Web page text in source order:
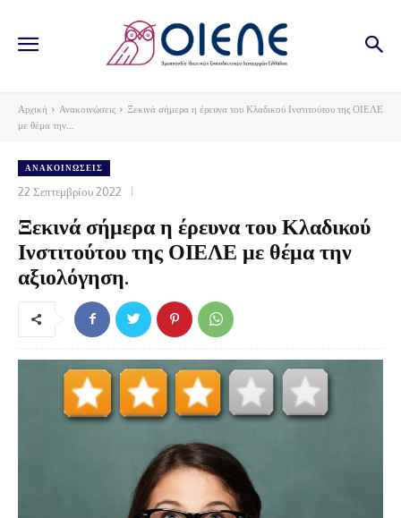
Αρχική Ανακοινώσεις
Ξεκινά σήμερα η έρευνα του Κλαδικού Ινστιτούτου της ΟΙΕΛΕ
με θέμα την...
ΑΝΑΚΟΙΝΏΣΕΙΣ
22 Σεπτεμβρίου 2022
Ξεκινά σήμερα η έρευνα του Κλαδικού
Ινστιτούτου της ΟΙΕΛΕ με θέμα την
αξιολόγηση.